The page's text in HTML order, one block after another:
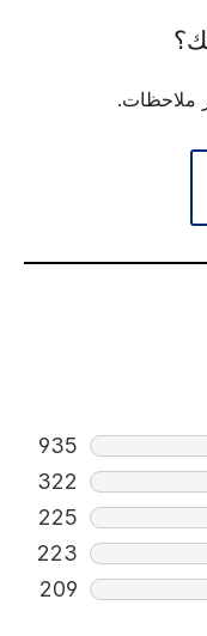
ملاحظات.